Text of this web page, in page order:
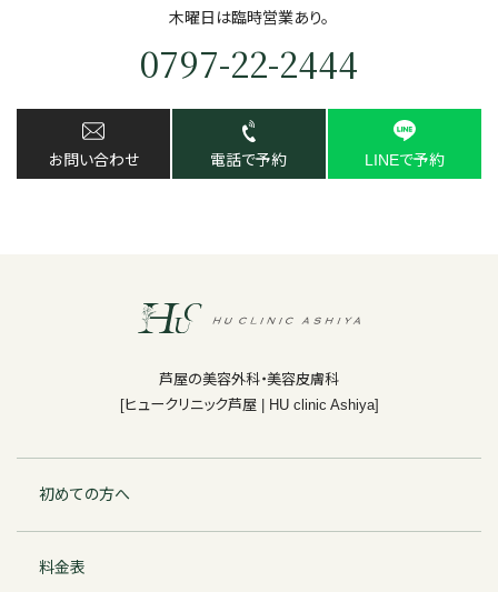
⽊曜日は臨時営業あり。
0797-22-2444
お問い合わせ 電話で予約 LINEで予約
芦屋の美容外科・美容皮膚科
[ヒュークリニック芦屋 | HU clinic Ashiya]
初めての方へ
料金表